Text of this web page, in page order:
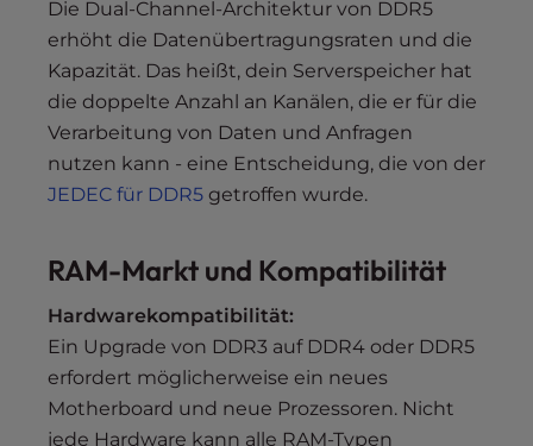
Die Dual-Channel-Architektur von DDR5
erhöht die Datenübertragungsraten und die
Kapazität. Das heißt, dein Serverspeicher hat
die doppelte Anzahl an Kanälen, die er für die
Verarbeitung von Daten und Anfragen
nutzen kann - eine Entscheidung, die von der
JEDEC für DDR5 getroffen wurde.
RAM-Markt und Kompatibilität
Hardwarekompatibilität:
Ein Upgrade von DDR3 auf DDR4 oder DDR5
erfordert möglicherweise ein neues
Motherboard und neue Prozessoren. Nicht
jede Hardware kann alle RAM-Typen